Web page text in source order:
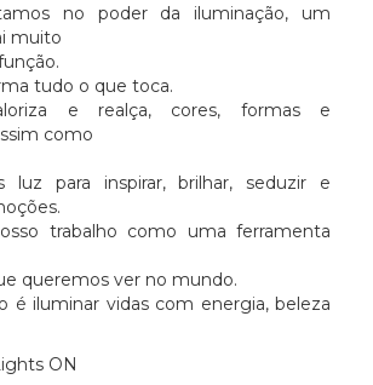
no poder da iluminação, um
muito
tudo o que toca.
e realça, cores, formas e
como
luz para inspirar, brilhar, seduzir e
trabalho como uma ferramenta
queremos ver no mundo.
é iluminar vidas com energia, beleza
ON